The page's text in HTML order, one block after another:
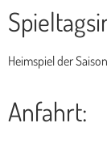
Heimspiel der
Anfahrt: